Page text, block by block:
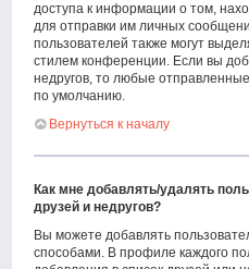
доступа к информации о том,
для отправки им личных
пользователей также могут
стилем конференции. Если вы
недругов, то любые
по умолчанию.
Вернуться к началу
Как мне добавлять/удалять
друзей и недругов?
Вы можете добавлять
способами. В профиле каждого